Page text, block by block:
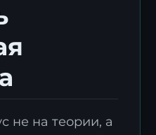
не на теории, а